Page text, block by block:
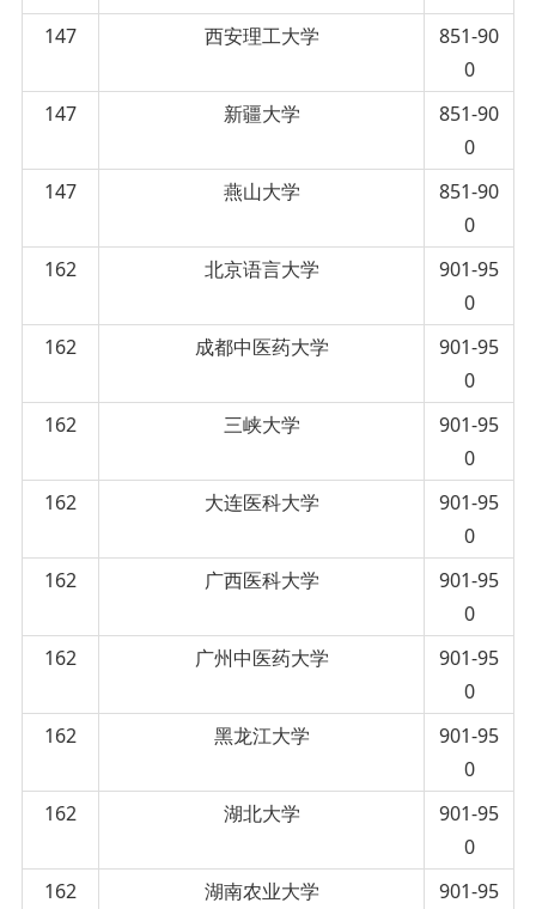
147
西安理工大学
851-90
0
147
新疆大学
851-90
0
147
燕山大学
851-90
0
162
北京语言大学
901-95
0
162
成都中医药大学
901-95
0
162
三峡大学
901-95
0
162
大连医科大学
901-95
0
162
广西医科大学
901-95
0
162
广州中医药大学
901-95
0
162
黑龙江大学
901-95
0
162
湖北大学
901-95
0
162
湖南农业大学
901-95